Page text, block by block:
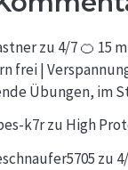
zu 4/7 🍊 15
frei |
Übungen, im
k7rzu High
zu